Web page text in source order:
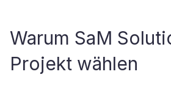
Warum SaM
Projekt wählen